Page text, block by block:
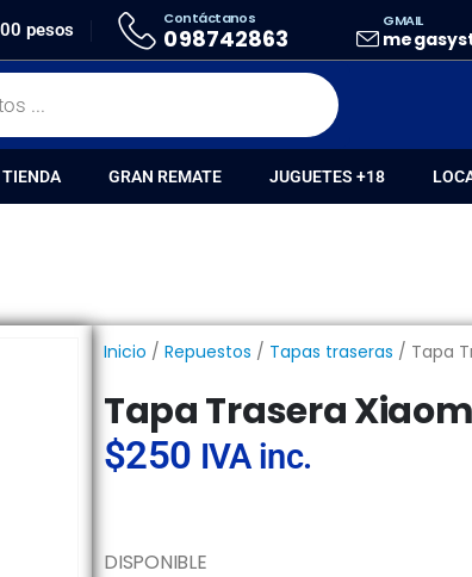
pesos
Contáctanos
098742863
GMAIL
TIENDA GRAN REMATE JUGUETES +18
XIAOMI MI 9 LITE CON LENS
Inicio / Repuestos / Tapas traseras / Tapa
Tapa Trasera
$250 IVA inc.
DISPONIBLE